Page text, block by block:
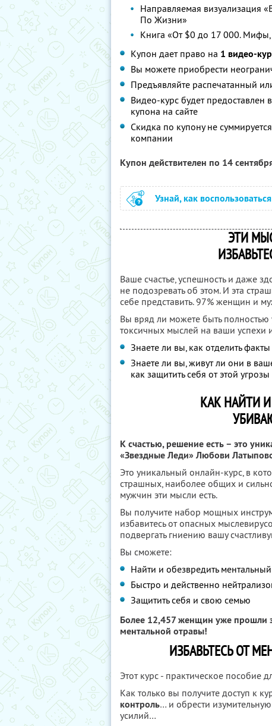
Направляемая визуализация
По Жизни»
Книга «От $0 до 17 000. Мифы,
Купон дает право на 1 видео-
Вы можете приобрести
Предъявляйте распечатанный
Видео-курс будет предоставлен
купона на сайте
Скидка по купону не
компании
Купон действителен по 14
Узнай, как
ЭТИ
Ваше счастье, успешность и даже
не подозревать об этом. И эта
себе представить. 97% женщин и
Вы вряд ли можете быть
токсичных мыслей на ваши успехи
Знаете ли вы, как отделить
Знаете ли вы, живут ли они в
как защитить себя от этой
КАК НАЙТИ
К счастью, решение есть – это
«Звездные Леди» Любови
Это уникальный онлайн-курс, в
страшных, наиболее общих и
мужчин эти мысли есть.
Вы получите набор мощных
избавитесь от опасных
подвергать гниению вашу
Вы сможете:
Найти и обезвредить
Быстро и действенно
Защитить себя и свою семью
Более 12,457 женщин уже прошли
ментальной отравы!
ИЗБАВЬТЕСЬ ОТ
Этот курс - практическое пособие
Как только вы получите доступ к
контроль… и обрести
усилий…